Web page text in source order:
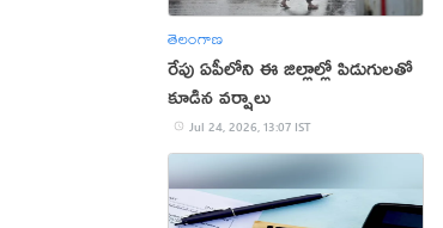
తెలంగాణ
రేపు ఏపీలోని ఈ జిల్లాల్లో పిడుగులతో
కూడిన వర్షాలు
Jul 24, 2026, 13:07 IST